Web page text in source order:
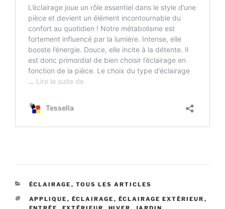
CATEGORIES
ÉCLAIRAGE , TOUS LES ARTICLES
TAGS
APPLIQUE , ÉCLAIRAGE , ÉCLAIRAGE EXTÉRIEUR ,